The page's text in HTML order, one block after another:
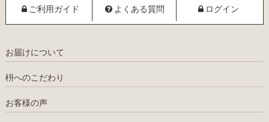
ご利用ガイド よくある質問 ログイン
お届けについて
枡へのこだわり
お客様の声